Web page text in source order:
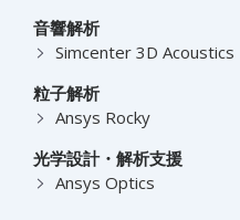
音響解析
Simcenter 3D Acoustics
粒子解析
Ansys Rocky
光学設計・解析支援
Ansys Optics